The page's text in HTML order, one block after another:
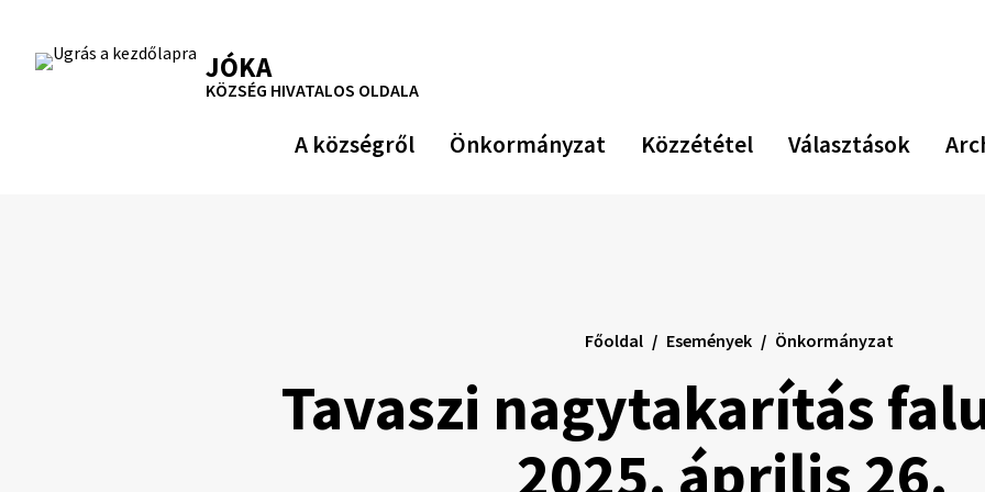
tartalomra
RSS Oldaltérkép
Nyomtatás JÓKA
KÖZSÉG HIVATALOS OLDALA
A községről Önkormányzat Közzététel Választások
Tavaszi nagytakarítás
2025. április 26.
Főoldal Események Önkormányzat